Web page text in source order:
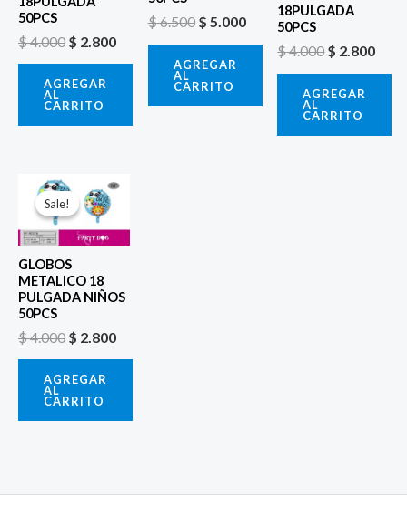
50PCS
$4.000 $ 2.800
AGREGAR
AL
CARRITO
$6.500 $ 5.000
AGREGAR
AL
CARRITO
18PULGADA
50PCS
$4.000$ 2.800
AGREGAR
AL
CARRITO
Sale!
Sale!
GLOBOS
METALICO 18
PULGADA NIÑOS
50PCS
$4.000
El
precio
original
era:
$ 2.800
El
AGREGAR
AL
CARRITO